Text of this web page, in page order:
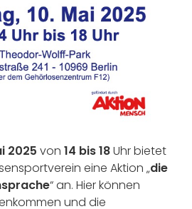
2025 von 14 bis 18Uhr bietet
eine Aktion „die
“ an. Hier können
und die